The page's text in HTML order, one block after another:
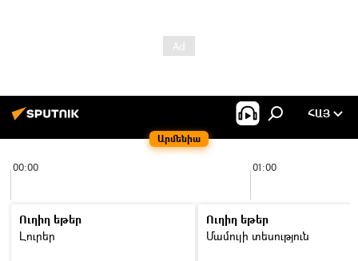
Արմենիա
ՀԱՅ
00:00 01:00
Ուղիղ եթեր
Լուրեր
Ուղիղ եթեր
Մամուլի տեսություն